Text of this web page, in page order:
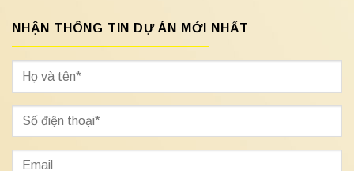
NHẬN THÔNG TIN DỰ ÁN MỚI NHẤT